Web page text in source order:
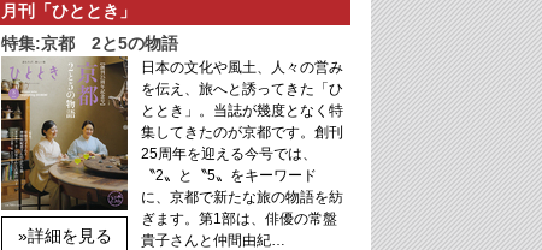
月刊「ひととき」
特集:京都 2と5の物語
»詳細を見る
日本の文化や風土、人々の営み
を伝え、旅へと誘ってきた「ひ
ととき」。当誌が幾度となく特
集してきたのが京都です。創刊
25周年を迎える今号では、
〝2〟と〝5〟をキーワード
に、京都で新たな旅の物語を紡
ぎます。第1部は、俳優の常盤
貴子さんと仲間由紀…